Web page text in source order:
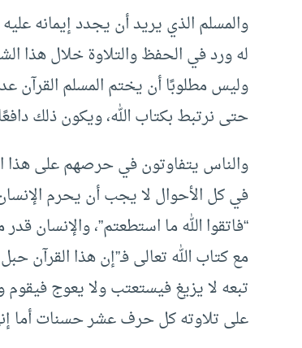
والمسلم الذي يريد أن يجدد إيمانه
له ورد في الحفظ والتلاوة خلال هذا
وليس مطلوبًا أن يختم المسلم القرآن
حتى نرتبط بكتاب الله، ويكون ذلك
والناس يتفاوتون في حرصهم على هذا
في كل الأحوال لا يجب أن يحرم
“فاتقوا الله ما استطعتم”،
مع كتاب الله تعالى فـ”إن هذا القرآن
تبعه لا يزيغ فيستعتب ولا يعوج فيقوم
على تلاوته كل حرف عشر حسنات أما